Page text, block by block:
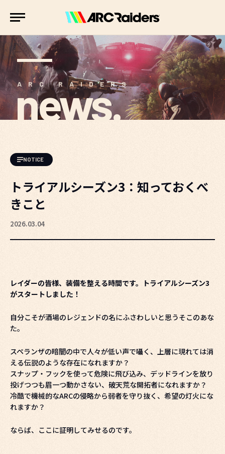
ARC RAIDERS
news.
NOTICE
トライアルシーズン3：知っておくべ
きこと
2026.03.04
レイダーの皆様、装備を整える時間です。トライアルシーズン3
がスタートしました！
自分こそが酒場のレジェンドの名にふさわしいと思うそこのあな
た。
スペランザの暗闇の中で人々が低い声で囁く、上層に現れては消
える伝説のような存在になれますか？
スナップ・フックを使って危険に飛び込み、デッドラインを放り
投げつつも眉一つ動かさない、破天荒な開拓者になれますか？
冷酷で機械的なARCの侵略から弱者を守り抜く、希望の灯火にな
れますか？
ならば、ここに証明してみせるのです。